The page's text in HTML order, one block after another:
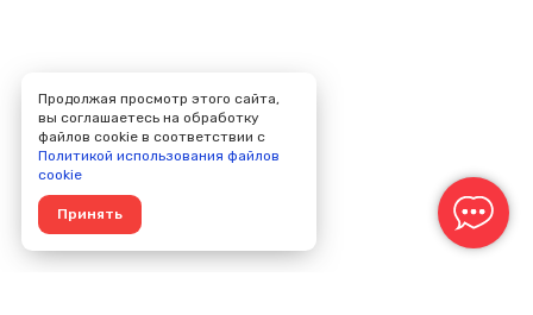
Продолжая просмотр этого сайта,
вы соглашаетесь на обработку
файлов cookie в соответствии с
Политикой использования файлов
cookie
Принять